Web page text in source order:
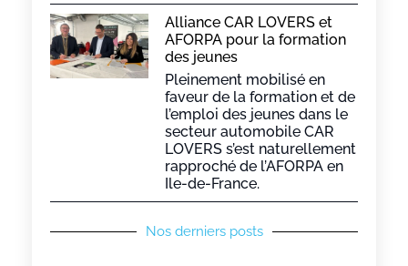
Alliance CAR LOVERS et
AFORPA pour la formation
des jeunes
Pleinement mobilisé en
faveur de la formation et de
l’emploi des jeunes dans le
secteur automobile CAR
LOVERS s’est naturellement
rapproché de l’AFORPA en
Ile-de-France.
Nos derniers posts